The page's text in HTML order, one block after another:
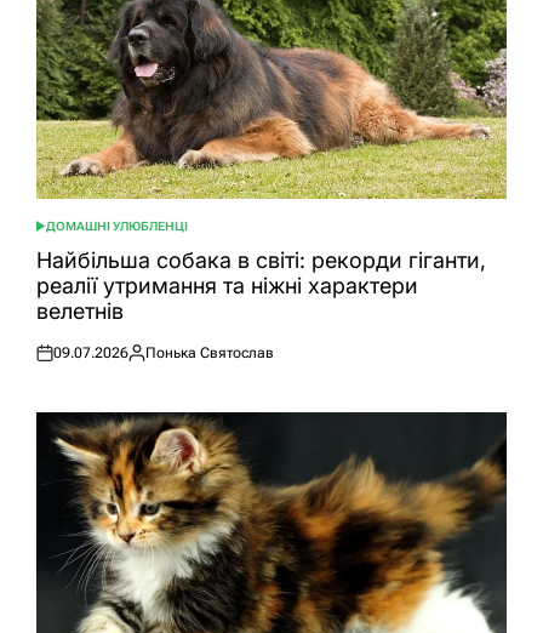
ОПУБЛІКУВАТИ
У
ДОМАШНІ УЛЮБЛЕНЦІ
Найбільша собака в світі: рекорди гіганти,
реалії утримання та ніжні характери
велетнів
Оприлюднено
09.07.2026
Опубліковано
Понька Святослав